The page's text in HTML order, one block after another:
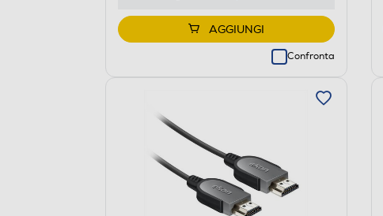
AGGIUNGI
Confronta